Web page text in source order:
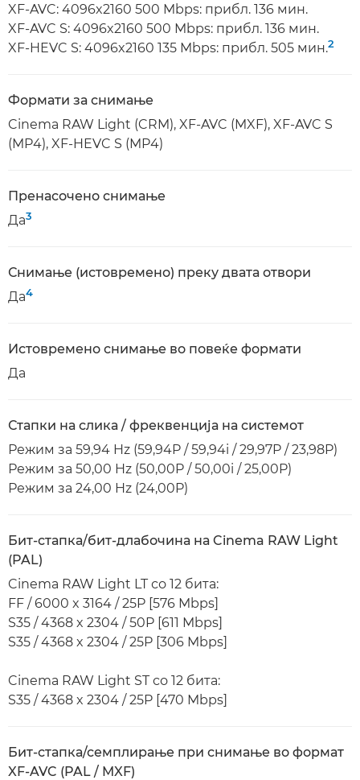
XF-AVC: 4096x2160 500 Mbps: прибл. 136 мин.
XF-AVC S: 4096x2160 500 Mbps: прибл. 136 мин.
XF-HEVC S: 4096x2160 135 Mbps: прибл. 505 мин.2
Формати за снимање
Cinema RAW Light (CRM), XF-AVC (MXF), XF-AVC S
(MP4), XF-HEVC S (MP4)
Пренасочено снимање
Да3
Снимање (истовремено) преку двата отвори
Да4
Истовремено снимање во повеќе формати
Да
Стапки на слика / фреквенција на системот
Режим за 59,94 Hz (59,94P / 59,94i / 29,97P / 23,98P)
Режим за 50,00 Hz (50,00P / 50,00i / 25,00P)
Режим за 24,00 Hz (24,00P)
Бит-стапка/бит-длабочина на Cinema RAW Light
(PAL)
Cinema RAW Light LT со 12 бита:
FF / 6000 x 3164 / 25P [576 Mbps]
S35 / 4368 x 2304 / 50P [611 Mbps]
S35 / 4368 x 2304 / 25P [306 Mbps]
Cinema RAW Light ST со 12 бита:
S35 / 4368 x 2304 / 25P [470 Mbps]
Бит-стапка/семплирање при снимање во формат
XF-AVC (PAL / MXF)